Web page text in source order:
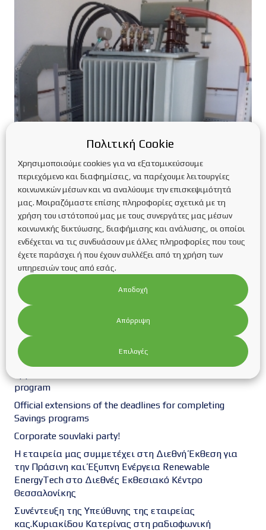
Ηλεκτρομηχανολογικά H/M
ΜΗ ΚΑΤΗΓΟΡΙΟΠΟΙΗΜΈΝΟ 13 years ago
Η GLOBAL-ENERGY Solutions Ltd έχοντας την
τεχνογνωσία και την εμπειρία αναλαμβάνει ήλεκτρο-
μηχανολογικά έργα με έμφαση στους τομείς των
ανανεώσιμων πηγών ενεργείας (φωτοβολταϊκά –
ανεμογεννήτριες, αποθήκη ενέργειας, υβριδικά
συστήματα), καθώς και στον…
Recent Posts
New extension of the deadline for submitting funding
program
Official extensions of the deadlines for completing
Savings programs
Corporate souvlaki party!
Η εταιρεία μας συμμετέχει στη Διεθνή Έκθεση για
την Πράσινη και Έξυπνη Ενέργεια Renewable
EnergyTech στο Διεθνές Εκθεσιακό Κέντρο
Θεσσαλονίκης
Συνέντευξη της Υπεύθυνης της εταιρείας
κας.Κυριακίδου Κατερίνας στη ραδιοφωνική
Πολιτική Cookie
Χρησιμοποιούμε cookies για να εξατομικεύσουμε
περιεχόμενο και διαφημίσεις, να παρέχουμε λειτουργίες
κοινωνικών μέσων και να αναλύουμε την επισκεψιμότητά
μας. Μοιραζόμαστε επίσης πληροφορίες σχετικά με τη
χρήση του ιστότοπού μας με τους συνεργάτες μας μέσων
κοινωνικής δικτύωσης, διαφήμισης και ανάλυσης, οι οποίοι
ενδέχεται να τις συνδυάσουν με άλλες πληροφορίες που τους
έχετε παράσχει ή που έχουν συλλέξει από τη χρήση των
υπηρεσιών τους από εσάς.
Αποδοχή
Απόρριψη
Επιλογές